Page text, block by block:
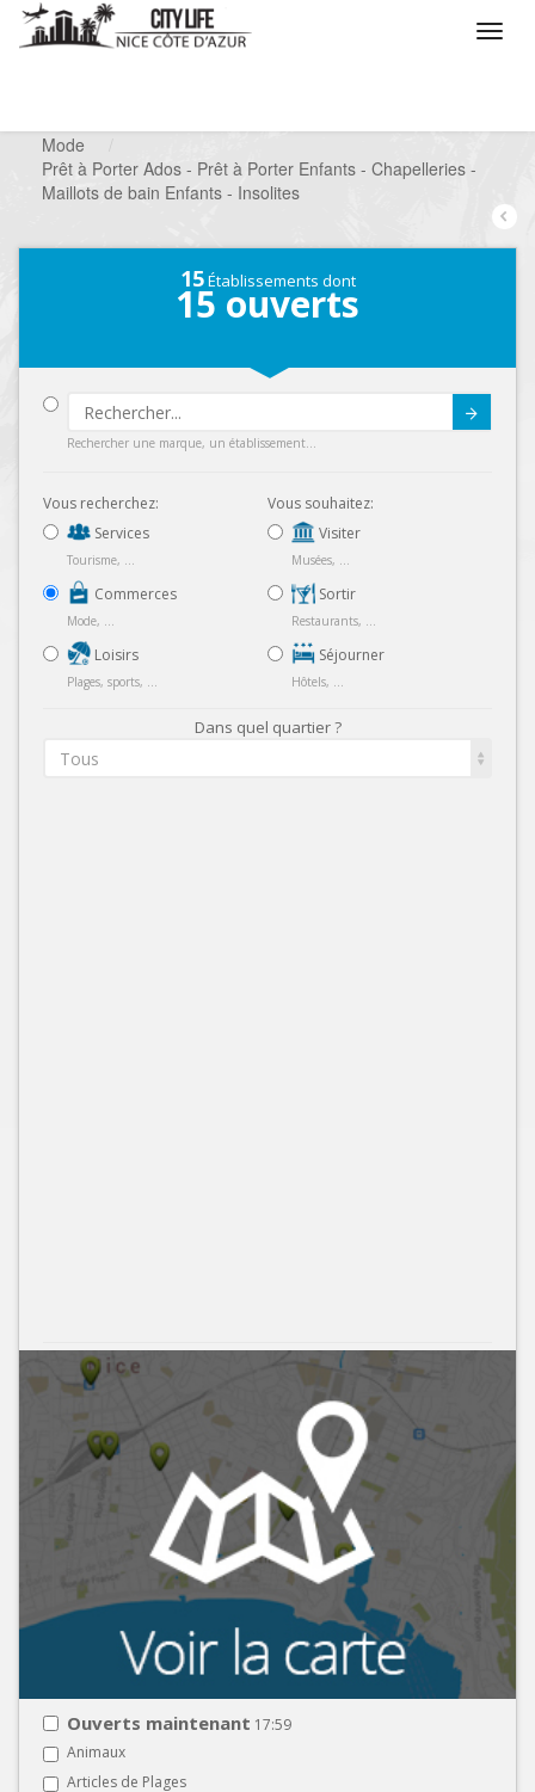
Mode
Prêt à Porter Ados - Prêt à Porter Enfants - Chapelleries -
Maillots de bain Enfants - Insolites
15Établissements dont
15 ouverts
Rechercher une marque, un établissement...
Vous recherchez:
Services
Tourisme, ...
Commerces
Mode, ...
Loisirs
Plages, sports, ...
Vous souhaitez:
Visiter
Musées, ...
Sortir
Restaurants, ...
Séjourner
Hôtels, ...
Dans quel quartier ?
Tous
Ouverts maintenant 17:59
Animaux
Articles de Plages